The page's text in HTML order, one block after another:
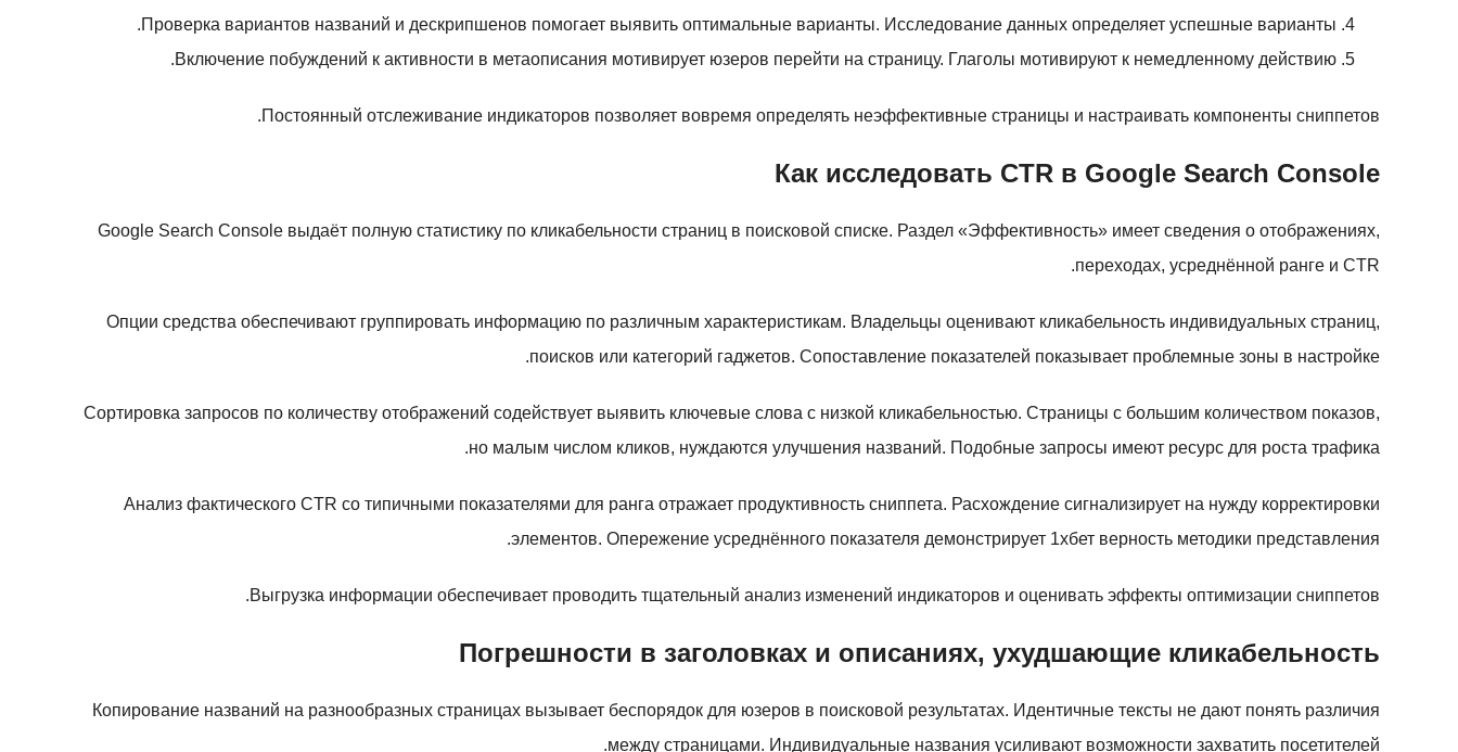
Проверка вариантов названий и дескрипшенов помогает выявить оптимальные варианты. Исследование данных определяет успешные варианты.
Включение побуждений к активности в метаописания мотивирует юзеров перейти на страницу. Глаголы мотивируют к немедленному действию.
Постоянный отслеживание индикаторов позволяет вовремя определять неэффективные страницы и настраивать компоненты сниппетов.
Как исследовать CTR в Google Search Console
Google Search Console выдаёт полную статистику по кликабельности страниц в поисковой списке. Раздел «Эффективность» имеет сведения о отображениях,
переходах, усреднённой ранге и CTR.
Опции средства обеспечивают группировать информацию по различным характеристикам. Владельцы оценивают кликабельность индивидуальных страниц,
поисков или категорий гаджетов. Сопоставление показателей показывает проблемные зоны в настройке.
Сортировка запросов по количеству отображений содействует выявить ключевые слова с низкой кликабельностью. Страницы с большим количеством показов,
но малым числом кликов, нуждаются улучшения названий. Подобные запросы имеют ресурс для роста трафика.
Анализ фактического CTR со типичными показателями для ранга отражает продуктивность сниппета. Расхождение сигнализирует на нужду корректировки
элементов. Опережение усреднённого показателя демонстрирует 1хбет верность методики представления.
Выгрузка информации обеспечивает проводить тщательный анализ изменений индикаторов и оценивать эффекты оптимизации сниппетов.
Погрешности в заголовках и описаниях, ухудшающие кликабельность
Копирование названий на разнообразных страницах вызывает беспорядок для юзеров в поисковой результатах. Идентичные тексты не дают понять различия
между страницами. Индивидуальные названия усиливают возможности захватить посетителей.